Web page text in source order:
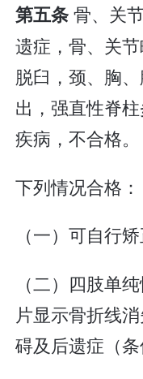
第五条骨、关
遗症，骨、关
脱臼，颈、胸
出，强直性脊
疾病，不合格。
下列情况合格：
（一）可自行
（二）四肢单
片显示骨折线
碍及后遗症（条